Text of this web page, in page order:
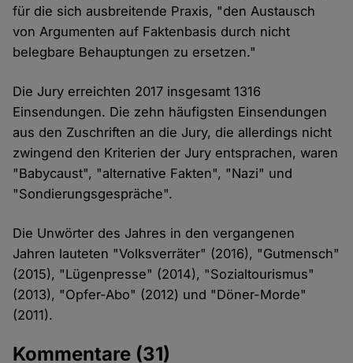
für die sich ausbreitende Praxis, "den Austausch
von Argumenten auf Faktenbasis durch nicht
belegbare Behauptungen zu ersetzen."
Die Jury erreichten 2017 insgesamt 1316
Einsendungen. Die zehn häufigsten Einsendungen
aus den Zuschriften an die Jury, die allerdings nicht
zwingend den Kriterien der Jury entsprachen, waren
"Babycaust", "alternative Fakten", "Nazi" und
"Sondierungsgespräche".
Die Unwörter des Jahres in den vergangenen
Jahren lauteten "Volksverräter" (2016), "Gutmensch"
(2015), "Lügenpresse" (2014), "Sozialtourismus"
(2013), "Opfer-Abo" (2012) und "Döner-Morde"
(2011).
Kommentare (31)